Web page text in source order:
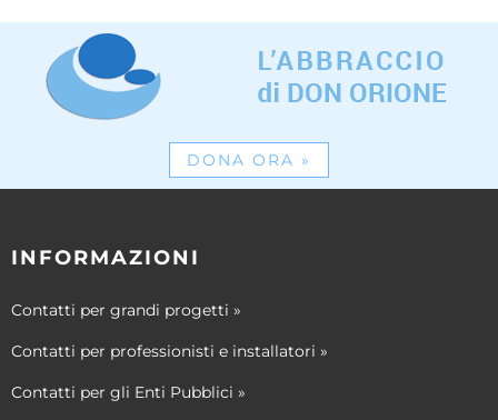
DONA ORA »
INFORMAZIONI
Contatti per grandi progetti »
Contatti per professionisti e installatori »
Contatti per gli Enti Pubblici »